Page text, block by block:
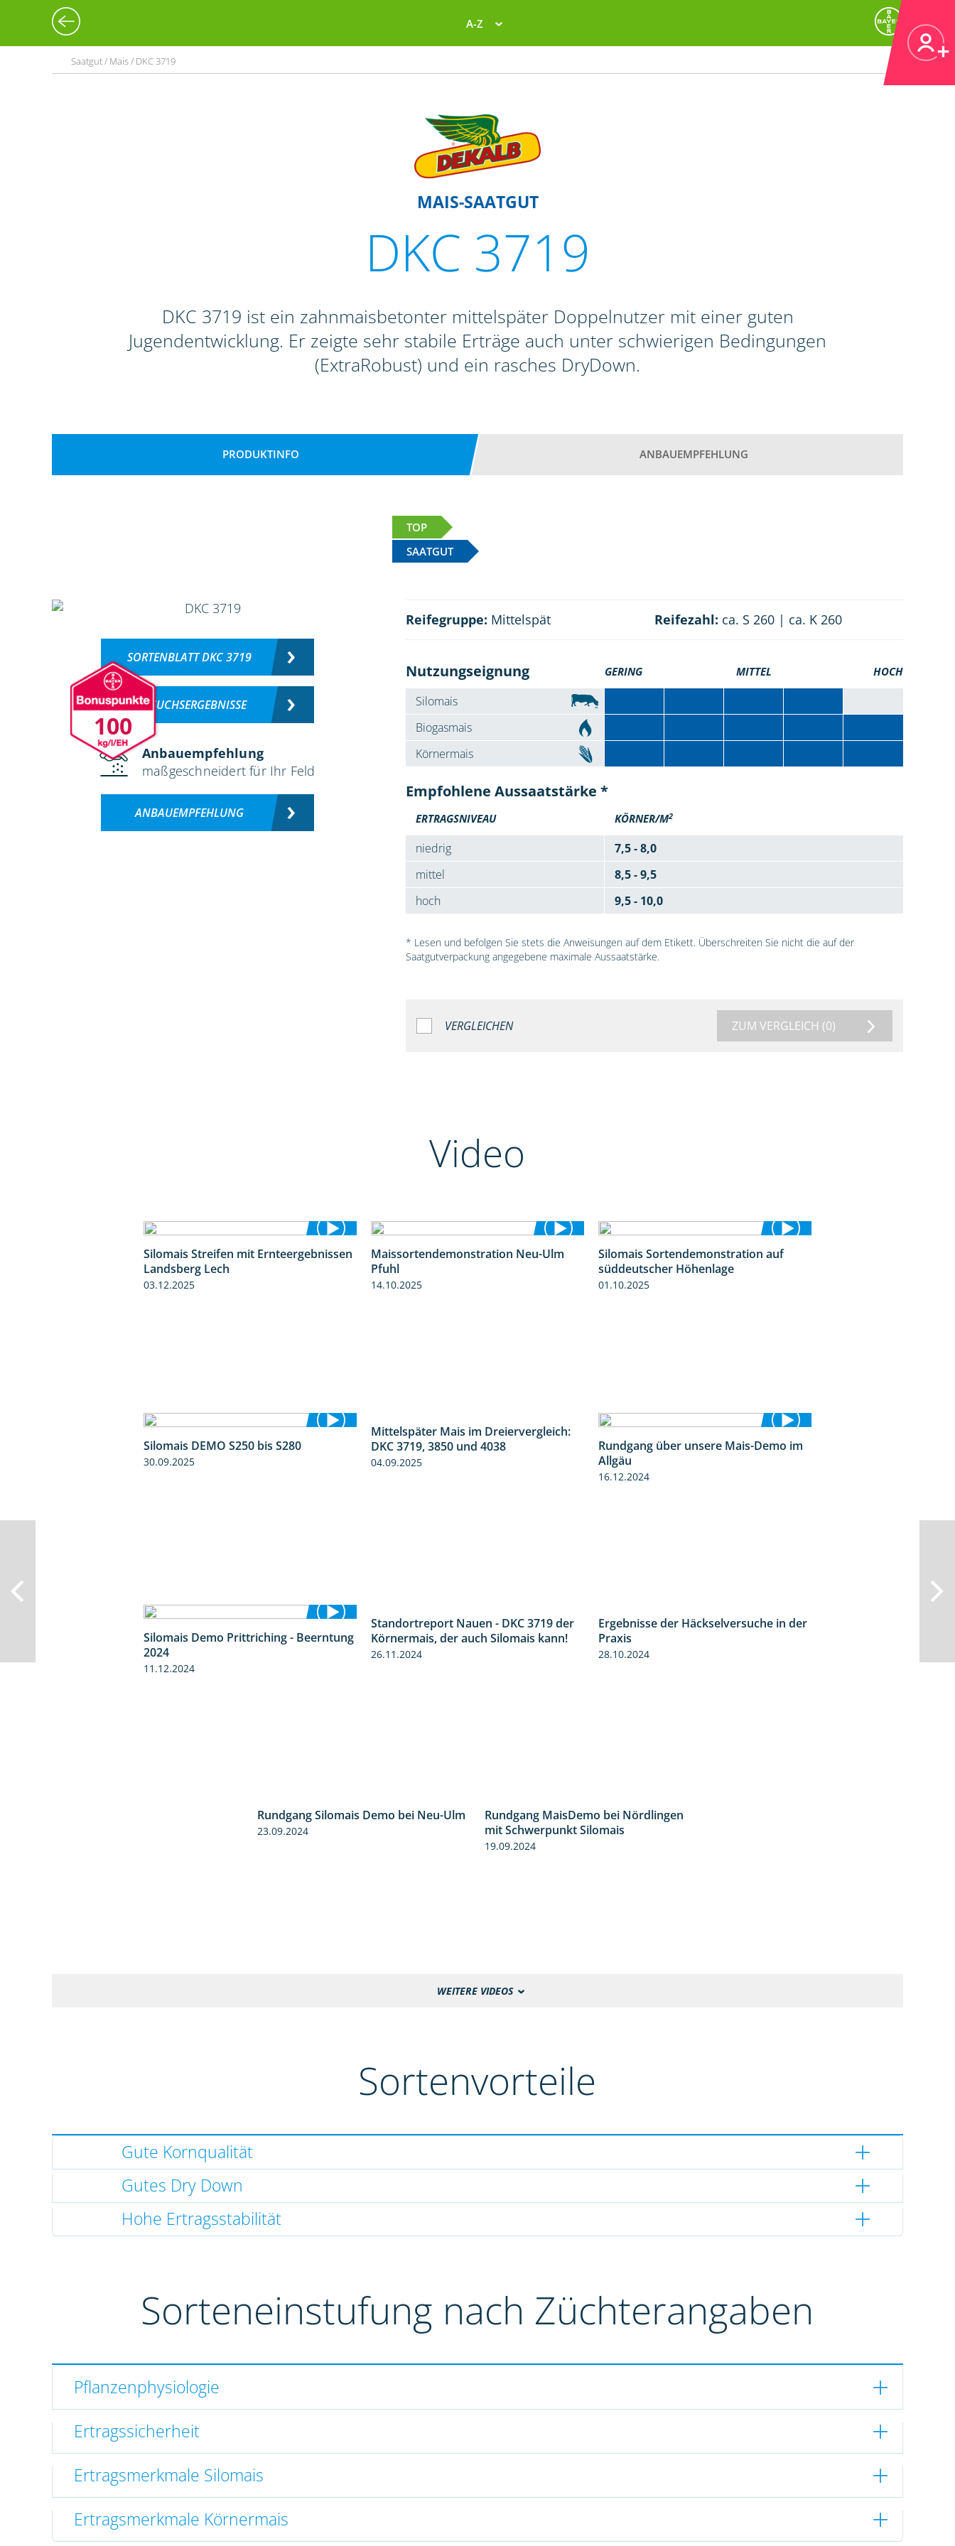
A-Z
Saatgut / Mais / DKC 3719
MAIS-SAATGUT
DKC 3719
DKC 3719 ist ein zahnmaisbetonter mittelspäter Doppelnutzer mit einer guten
Jugendentwicklung. Er zeigte sehr stabile Erträge auch unter schwierigen Bedingungen
(ExtraRobust) und ein rasches DryDown.
PRODUKTINFO ANBAUEMPFEHLUNG
TOP
SAATGUT
100
SORTENBLATT DKC 3719
VERSUCHSERGEBNISSE
Anbauempfehlung
maßgeschneidert für Ihr Feld
ANBAUEMPFEHLUNG
Reifegruppe: Mittelspät Reifezahl: ca. S 260 | ca. K 260
Nutzungseignung GERING MITTEL HOCH
Silomais
Biogasmais
Körnermais
Empfohlene Aussaatstärke *
ERTRAGSNIVEAU KÖRNER/M2
niedrig
7,5 - 8,0
mittel
8,5 - 9,5
hoch
9,5 - 10,0
* Lesen und befolgen Sie stets die Anweisungen auf dem Etikett. Überschreiten Sie nicht die auf der
Saatgutverpackung angegebene maximale Aussaatstärke.
VERGLEICHEN ZUM VERGLEICH (0)
Video
11:01
Silomais Streifen mit Ernteergebnissen
Landsberg Lech
03.12.2025
7:10
Maissortendemonstration Neu-Ulm
Pfuhl
14.10.2025
7:04
Silomais Sortendemonstration auf
süddeutscher Höhenlage
01.10.2025
Silomais DEMO S250 bis S280
30.09.2025
Mittelspäter Mais im Dreiervergleich:
DKC 3719, 3850 und 4038
04.09.2025
9:08
Rundgang über unsere Mais-Demo im
Allgäu
16.12.2024
12:28
Silomais Demo Prittriching - Beerntung
2024
11.12.2024
1:43
Standortreport Nauen - DKC 3719 der
Körnermais, der auch Silomais kann!
26.11.2024
Ergebnisse der Häckselversuche in der
Praxis
28.10.2024
Rundgang Silomais Demo bei Neu-Ulm
23.09.2024
Rundgang MaisDemo bei Nördlingen
mit Schwerpunkt Silomais
WEITERE VIDEOS
Sortenvorteile
Gute Kornqualität
Gutes Dry Down
Hohe Ertragsstabilität
Sorteneinstufung nach Züchterangaben
Pflanzenphysiologie
Ertragssicherheit
Ertragsmerkmale Silomais
Ertragsmerkmale Körnermais